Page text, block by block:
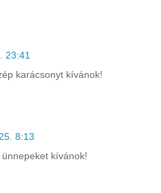
23:41
karácsonyt kívánok!
8:13
kívánok!